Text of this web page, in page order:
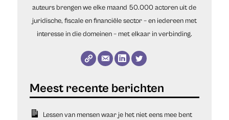
auteurs brengen we elke maand 50.000 actoren uit de
juridische, fiscale en financiële sector – en iedereen met
interesse in die domeinen – met elkaar in verbinding.
Lessen van mensen waar je het niet eens mee bent